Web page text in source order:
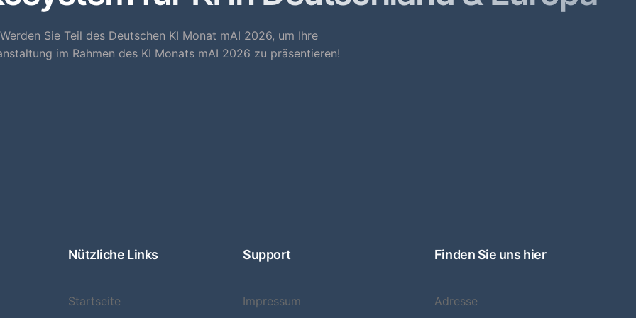
Werden Sie Teil des Deutschen KI Monat mAI 2026, um Ihre
im Rahmen des KI Monats mAI 2026 zu präsentieren!
Nützliche Links
Startseite
Support
Impressum
Finden Sie uns hier
Adresse